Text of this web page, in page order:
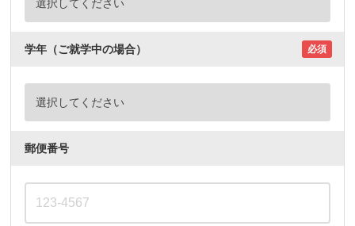
学年（ご就学中の場合） 必須
郵便番号